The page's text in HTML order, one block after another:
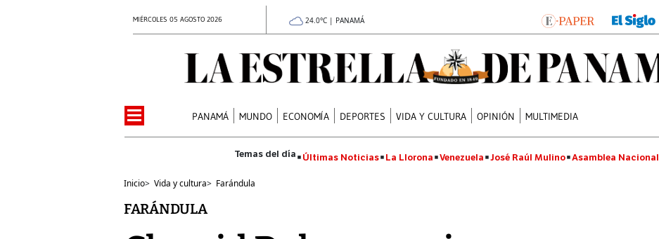
MIÉRCOLES 05 AGOSTO 2026 24.0°C | PANAMÁ
PANAMÁ MUNDO ECONOMÍA DEPORTES VIDA Y CULTURA OPINIÓN MULTIMEDIA
Últimas Noticias La Llorona Venezuela José Raúl Mulino Asamblea Nacional
Inicio> Vida y cultura> Farándula
FARÁNDULA